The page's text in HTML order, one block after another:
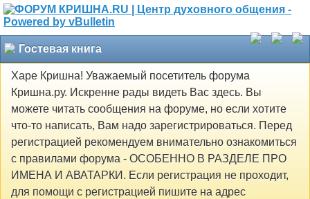
Гостевая книга
Харе Кришна! Уважаемый посетитель форума
Кришна.ру. Искренне рады видеть Вас здесь. Вы
можете читать сообщения на форуме, но если хотите
что-то написать, Вам надо зарегистрироваться. Перед
регистрацией рекомендуем внимательно ознакомиться
с правилами форума - ОСОБЕННО В РАЗДЕЛЕ ПРО
ИМЕНА И АВАТАРКИ. Если регистрация не проходит,
для помощи с регистрацией пишите на адрес